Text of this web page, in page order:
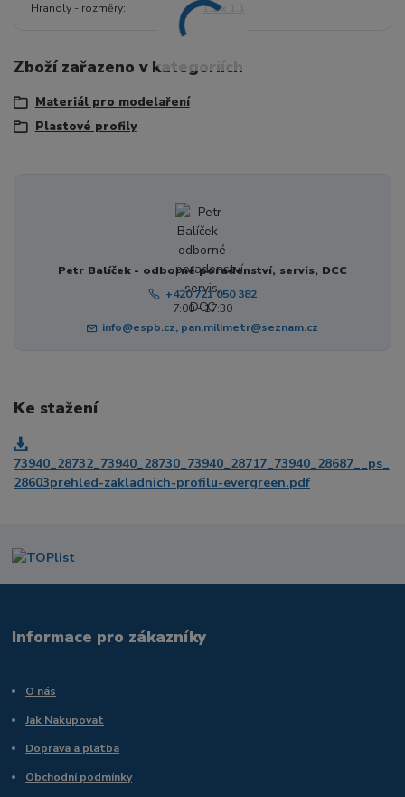
Hranoly - rozměry 1.1 x 1.1
Zboží zařazeno v kategoriích
Materiál pro modelaření
Plastové profily
Petr Balíček - odborné poradenství, servis, DCC
+420 721 050 382
7:00 - 17:30
info@espb.cz, pan.milimetr@seznam.cz
Ke stažení
73940_28732_73940_28730_73940_28717_73940_28687__ps_
28603prehled-zakladnich-profilu-evergreen.pdf
Informace pro zákazníky
O nás
Jak Nakupovat
Doprava a platba
Obchodní podmínky